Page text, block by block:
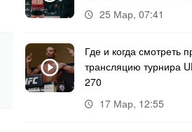
25 Мар, 07:41
Где и когда смотреть
трансляцию турнира
270
17 Мар, 12:55